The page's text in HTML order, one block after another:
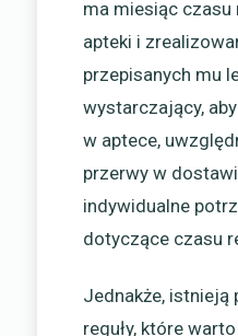
ma miesiąc czasu
apteki i
przepisanych mu
wystarczający,
w aptece,
przerwy w
indywidualne
dotyczące czasu
Jednakże, istnieją
reguły, które